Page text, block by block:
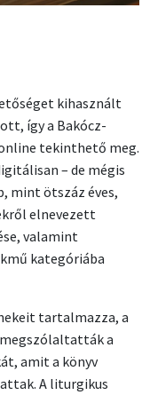
kihasznált
így a Bakócz-
tekinthető meg.
– de mégis
mint ötszáz éves,
elnevezett
valamint
kategóriába
tartalmazza, a
a
amit a könyv
A liturgikus